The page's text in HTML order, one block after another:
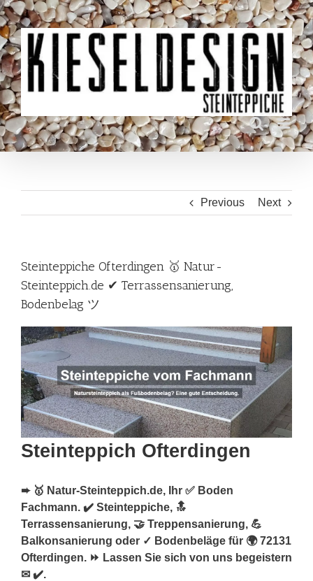
Skip
to
content
Previous Next
Steinteppiche Ofterdingen 🥇 Natur-
Steinteppich.de ✔ Terrassensanierung,
Bodenbelag ツ
Steinteppich Ofterdingen
➨ 🥇 Natur-Steinteppich.de, Ihr ✅ Boden
Fachmann. ✔️ Steinteppiche, 🔝
Terrassensanierung, 🤝 Treppensanierung, 💪
Balkonsanierung oder ✓ Bodenbeläge für 🌍 72131
Ofterdingen. ⏩ Lassen Sie sich von uns begeistern
✉ ✔️.